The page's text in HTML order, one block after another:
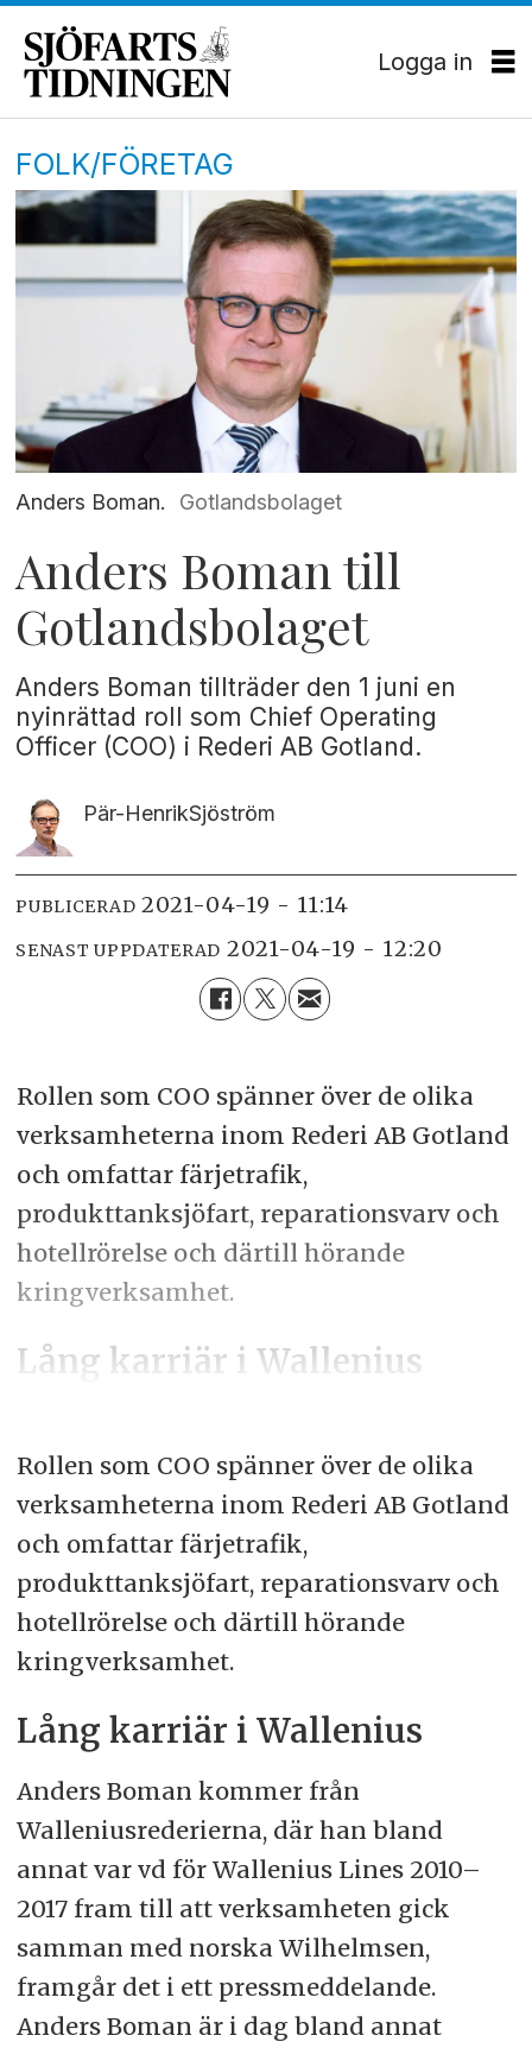
Logga in
FOLK/FÖRETAG
Anders Boman. Gotlandsbolaget
Anders Boman till
Gotlandsbolaget
Anders Boman tillträder den 1 juni en
nyinrättad roll som Chief Operating
Officer (COO) i Rederi AB Gotland.
Pär-HenrikSjöström
PUBLICERAD 2021-04-19 - 11:14
SENAST UPPDATERAD 2021-04-19 - 12:20
Rollen som COO spänner över de olika
verksamheterna inom Rederi AB Gotland
och omfattar färjetrafik,
produkttanksjöfart, reparationsvarv och
hotellrörelse och därtill hörande
kringverksamhet.
Lång karriär i Wallenius
Rollen som COO spänner över de olika
verksamheterna inom Rederi AB Gotland
och omfattar färjetrafik,
produkttanksjöfart, reparationsvarv och
hotellrörelse och därtill hörande
kringverksamhet.
Lång karriär i Wallenius
Anders Boman kommer från
Walleniusrederierna, där han bland
annat var vd för Wallenius Lines 2010–
2017 fram till att verksamheten gick
samman med norska Wilhelmsen,
framgår det i ett pressmeddelande.
Anders Boman är i dag bland annat